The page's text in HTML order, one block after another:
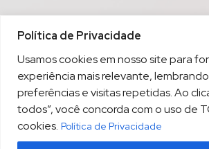
Política de Privacidade
Usamos cookies em nosso site para
experiência mais relevante,
preferências e visitas repetidas. Ao
todos”, você concorda com o uso de
cookies. Política de Privacidade